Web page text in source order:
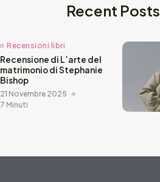
Recent Posts
Recensioni libri
Recensione di L’arte del
matrimonio di Stephanie
Bishop
21 Novembre 2025
7 Minuti